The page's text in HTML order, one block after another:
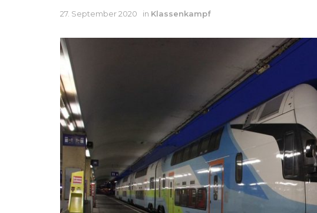
27. September 2020 in Klassenkampf